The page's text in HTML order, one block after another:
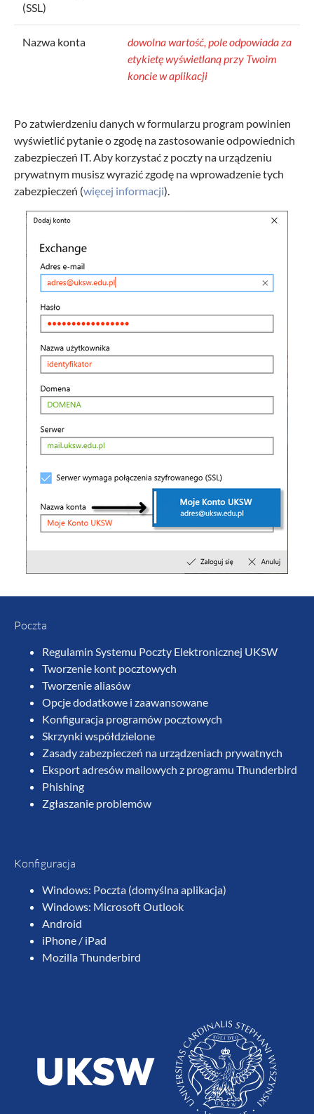
(SSL)
Nazwa konta
dowolna wartość, pole odpowiada za
etykietę wyświetlaną przy Twoim
koncie w aplikacji
Po zatwierdzeniu danych w formularzu program powinien
wyświetlić pytanie o zgodę na zastosowanie odpowiednich
zabezpieczeń IT. Aby korzystać z poczty na urządzeniu
prywatnym musisz wyrazić zgodę na wprowadzenie tych
zabezpieczeń (więcej informacji).
Poczta
Regulamin Systemu Poczty Elektronicznej UKSW
Tworzenie kont pocztowych
Tworzenie aliasów
Opcje dodatkowe i zaawansowane
Konfiguracja programów pocztowych
Skrzynki współdzielone
Zasady zabezpieczeń na urządzeniach prywatnych
Eksport adresów mailowych z programu Thunderbird
Phishing
Zgłaszanie problemów
Konfiguracja
Windows: Poczta (domyślna aplikacja)
Windows: Microsoft Outlook
Android
iPhone / iPad
Mozilla Thunderbird